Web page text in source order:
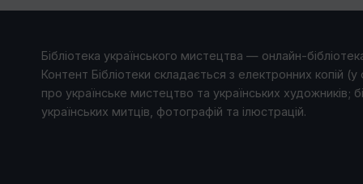
Бібліотека українського мистецтва — онлайн-
Контент Бібліотеки складається з електронних копій
про українське мистецтво та українських художників;
українських митців, фотографій та ілюстрацій.